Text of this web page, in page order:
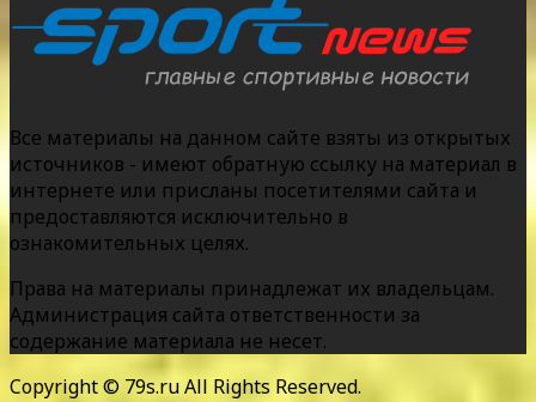
Все материалы на данном сайте взяты из открытых
источников - имеют обратную ссылку на материал в
интернете или присланы посетителями сайта и
предоставляются исключительно в
ознакомительных целях.
Права на материалы принадлежат их владельцам.
Администрация сайта ответственности за
содержание материала не несет.
Copyright © 79s.ru All Rights Reserved.